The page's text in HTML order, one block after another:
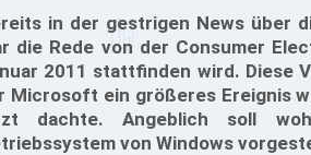
in der gestrigen News über
die Rede von der Consumer
2011 stattfinden wird. Diese
Microsoft ein größeres Ereignis
dachte. Angeblich soll
von Windows